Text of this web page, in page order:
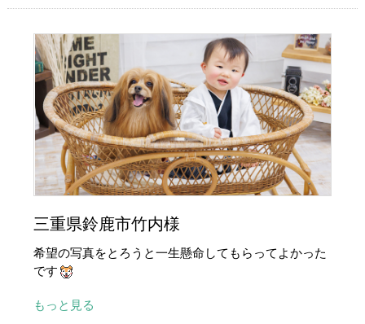
三重県鈴鹿市竹内様
希望の写真をとろうと一生懸命してもらってよかった
です
もっと見る